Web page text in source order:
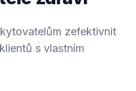
zefektivnit
s vlastním